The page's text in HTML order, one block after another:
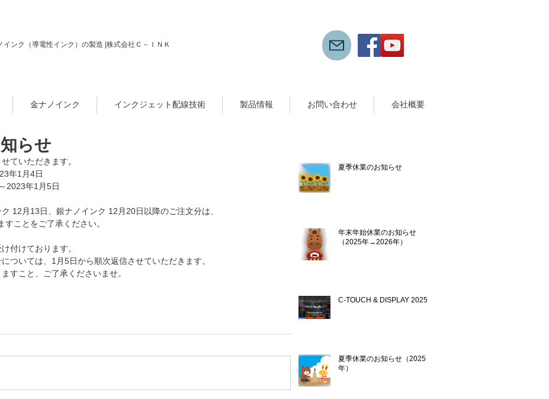
インク（導電性インク）の製造 |株式会社Ｃ－ＩＮＫ
金ナノインク インクジェット配線技術 製品情報 お問い合わせ 会社概要
らせ
ていただきます。
年1月4日
2023年1月5日
12月13日、銀ナノインク 12月20日以降のご注文分は、
ことをご了承ください。
付けております。
ついては、1月5日から順次返信させていただきます。
すこと、ご了承くださいませ。
夏季休業のお知らせ
年末年始休業のお知らせ
（2025年→2026年）
C-TOUCH & DISPLAY 2025
夏季休業のお知らせ（2025
年）